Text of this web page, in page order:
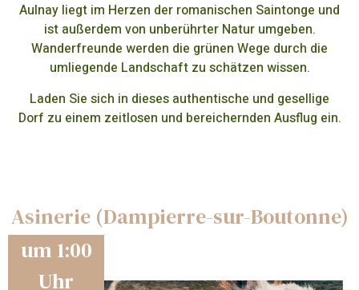
Aulnay liegt im Herzen der romanischen Saintonge und
ist außerdem von unberührter Natur umgeben.
Wanderfreunde werden die grünen Wege durch die
umliegende Landschaft zu schätzen wissen.
Laden Sie sich in dieses authentische und gesellige
Dorf zu einem zeitlosen und bereichernden Ausflug ein.
Asinerie (Dampierre-sur-Boutonne)
um 1:00
Uhr